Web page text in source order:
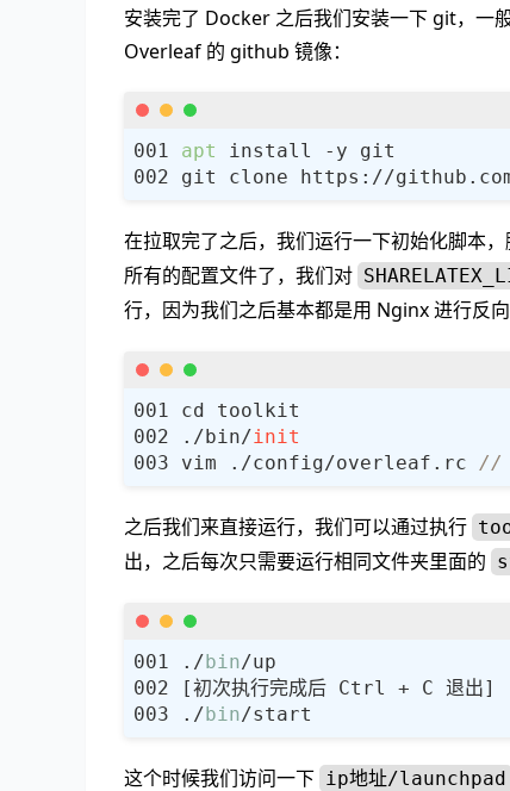
安装完了 Docker 之后我们安装一下 git，一
Overleaf 的 github 镜像：
apt
在拉取完了之后，我们运行一下初始化脚本，
所有的配置文件了，我们对
行，因为我们之后基本都是用 Nginx 进行反
./bin/init
vim ./config/overleaf.rc //
之后我们来直接运行，我们可以通过执行
出，之后每次只需要运行相同文件夹里面的
./bin
./bin
这个时候我们访问一下 ip地址/launchpad